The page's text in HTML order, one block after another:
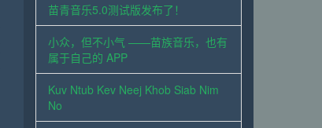
苗青音乐5.0测试版发布了！
小众，但不小气 ——苗族音乐，也有
属于自己的 APP
Kuv Ntub Kev Neej Khob Siab Nim
No